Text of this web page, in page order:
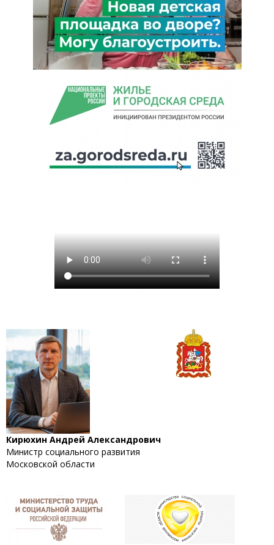
Кирюхин Андрей Александрович
Министр социального развития
Московской области